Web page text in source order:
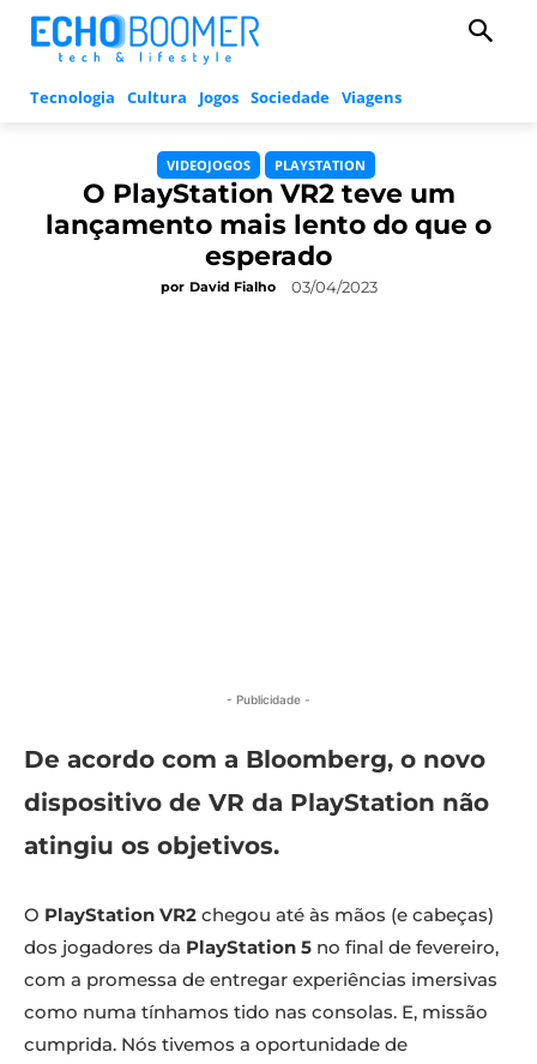
Tecnologia Cultura Jogos Sociedade Viagens
VIDEOJOGOS PLAYSTATION
O PlayStation VR2 teve um
lançamento mais lento do que o
esperado
por David Fialho 03/04/2023
- Publicidade -
De acordo com a Bloomberg, o novo
dispositivo de VR da PlayStation não
atingiu os objetivos.
O PlayStation VR2 chegou até às mãos (e cabeças)
dos jogadores da PlayStation 5 no final de fevereiro,
com a promessa de entregar experiências imersivas
como numa tínhamos tido nas consolas. E, missão
cumprida. Nós tivemos a oportunidade de